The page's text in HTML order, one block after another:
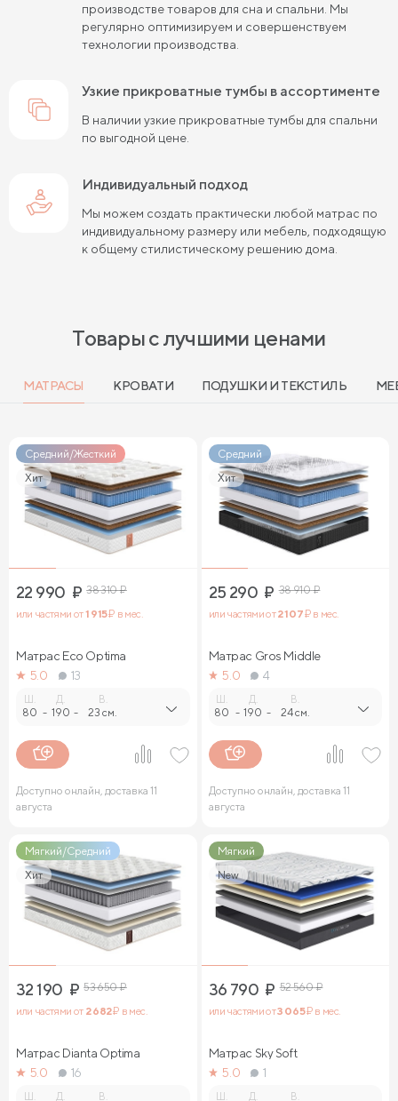
производстве товаров для сна и спальни. Мы
регулярно оптимизируем и совершенствуем
технологии производства.
узкие прикроватные тумбы в ассортименте
В наличии узкие прикроватные тумбы для спальни
по выгодной цене.
Индивидуальный подход
Мы можем создать практически любой матрас по
индивидуальному размеру или мебель, подходящую
к общему стилистическому решению дома.
Товары с лучшими ценами
МАТРАСЫ КРОВАТИ ПОДУШКИ И ТЕКСТИЛЬ
Средний/Жесткий
Хит
22 990 ₽ 38 310₽
или частями от1 915₽ в мес.
Матрас Eco Optima
5.0
13
Ш.
80 -
Д.
190 -
В.
23 см.
Доступно онлайн, доставка 11
августа
Средний
Хит
25 290 ₽ 38 910₽
или частями от2 107₽ в мес.
Матрас Gros Middle
5.0
4
Ш.
80 -
Д.
190 -
В.
24 см.
Доступно онлайн, доставка 11
августа
Мягкий/Средний
Хит
32 190 ₽ 53 650₽
или частями от 2 682₽ в мес.
Матрас Dianta Optima
5.0
16
Ш. Д. В.
Мягкий
New
36 790 ₽ 52 560₽
или частями от3 065₽ в мес.
Матрас Sky Soft
5.0
1
Ш. Д. В.